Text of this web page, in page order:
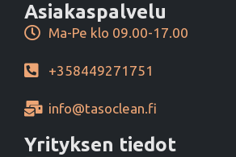
Asiakaspalvelu
Ma-Pe klo 09.00-17.00
+358449271751
info@tasoclean.fi
Yrityksen tiedot